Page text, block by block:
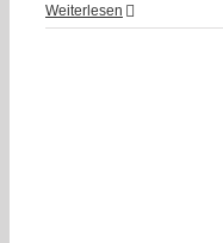
Weiterlesen